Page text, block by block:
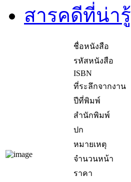
สารคดีที่น่ารู้
ชื่อหนังสือ
รหัสหนังสือ
ISBN
ที่ระลึกจากงาน
ปีที่พิมพ์
สำนักพิมพ์
ปก
หมายเหตุ
จำนวนหน้า
ราคา